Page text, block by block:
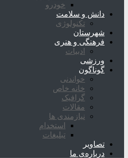
خودرو
دانش و سلامت
تکنولوژی
شهرستان
فرهنگی و هنری
ادبیات
ورزشی
گوناگون
خواندنی
خانه خاص
گرافیک
مقالات
نیازمندی ها
استخدام
تبلیغات
تصاویر
درباره‌ی ما